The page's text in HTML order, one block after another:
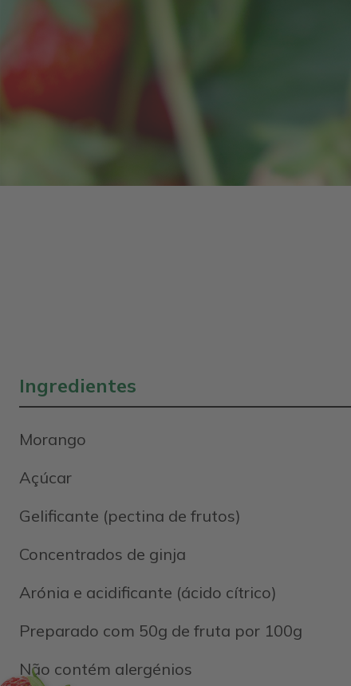
Ingredientes
Morango
Açúcar
Gelificante (pectina de frutos)
Concentrados de ginja
Arónia e acidificante (ácido cítrico)
Preparado com 50g de fruta por 100g
Não contém alergénios